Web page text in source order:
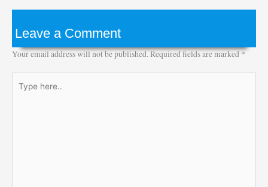
Leave a Comment
Your email address will not be published.Required fields are marked*
here..